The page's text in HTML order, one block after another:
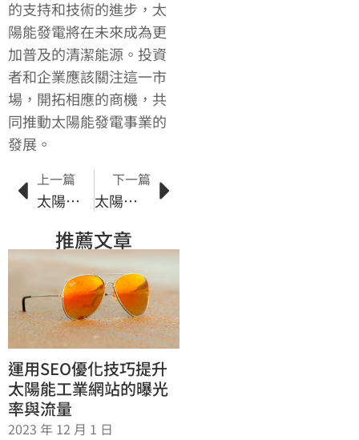
的支持和技術的進步，太
陽能發電將在未來成為更
加普及的清潔能源。投資
者和企業應該關注這一市
場，開拓相應的商機，共
同推動太陽能發電事業的
發展。
上一篇
太陽能行業就業前景大好：如何培養太陽能專業人才?
下一篇
太陽能發電在建築物中的應用與優勢
推薦文章
運用SEO優化技巧提升
太陽能工業網站的曝光
率與流量
2023 年 12 月 1 日